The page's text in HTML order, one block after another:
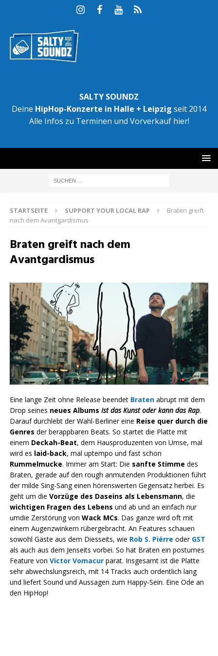
SALTY SOUNDZ
Deine HipHop-Konzerte in Halle + Leipzig seit 2014
Alle Infos zu Terminen und Vorverkauf hier!
STARTSEITE SUPPORT YOUR LOCAL RAP
Braten greift
nach dem Avantgardismus
Braten greift nach dem
Avantgardismus
Eine lange Zeit ohne Release beendet Braten abrupt mit dem
Drop seines neues Albums Ist das Kunst oder kann das Rap.
Darauf durchlebt der Wahl-Berliner eine Reise quer durch die
Genres der berappbaren Beats. So startet die Platte mit
einem Deckah-Beat, dem Hausproduzenten von Umse, mal
wird es laid-back, mal uptempo und fast schon
Rummelmucke. Immer am Start: Die sanfte Stimme des
Braten, gerade auf den rough anmutenden Produktionen führt
der milde Sing-Sang einen hörenswerten Gegensatz herbei. Es
geht um die Vorzüge des Daseins als Lebensmann, die
wichtigen Fragen des Lebens und ab und an einfach nur
umdie Zerstörung von Wack MCs. Das ganze wird oft mit
einem Augenzwinkern rübergebracht. An Features schauen
sowohl Gäste aus dem Diesseits, wie Rob S. Piérre oder GST
als auch aus dem Jenseits vorbei. So hat Braten ein postumes
Feature von Victor Vomacur parat. Insgesamt ist die Platte
sehr abwechslungsreich, mit 14 Tracks auch ordentlich lang
und liefert Sound und Aussagen zum Happy-Sein. Eine Ode an
den HipHop!